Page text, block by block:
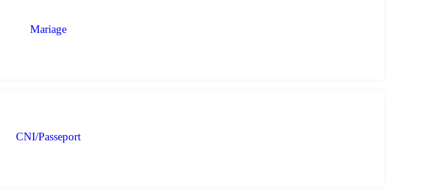
Mariage
CNI/Passeport